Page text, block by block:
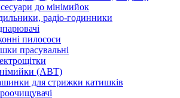
до мінімийок
радіо-годинники
пилососи
прасувальні
(АВТ)
для стрижки катишків